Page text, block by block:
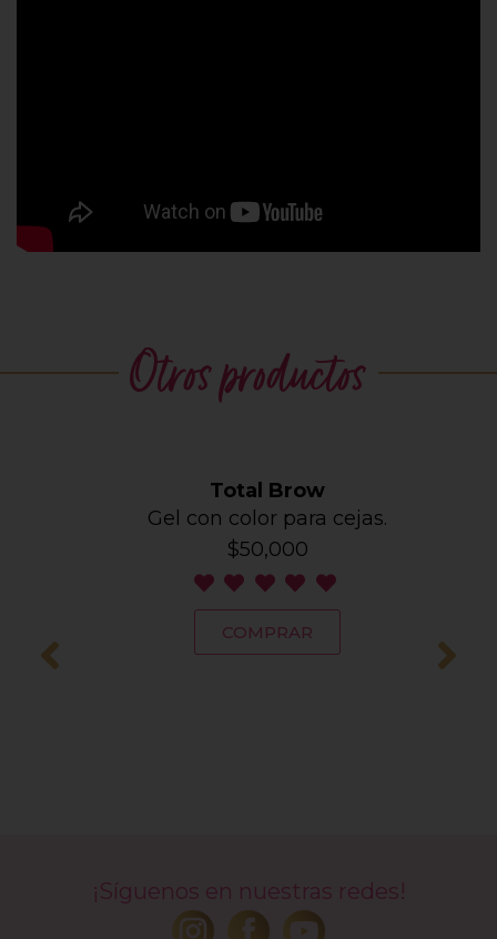
Otros productos
Total Brow
Gel con color para cejas.
COMPRAR
¡Síguenos en nuestras redes!